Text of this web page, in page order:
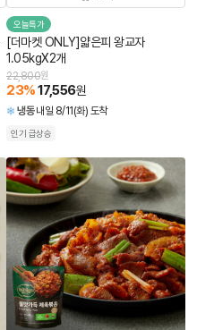
오늘특가
[더마켓 ONLY]얇은피 왕교자
1.05kgX2개
22,800원
23%17,556원
냉동 내일 8/11(화) 도착
인기 급상승